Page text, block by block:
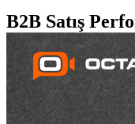
B2B Satış